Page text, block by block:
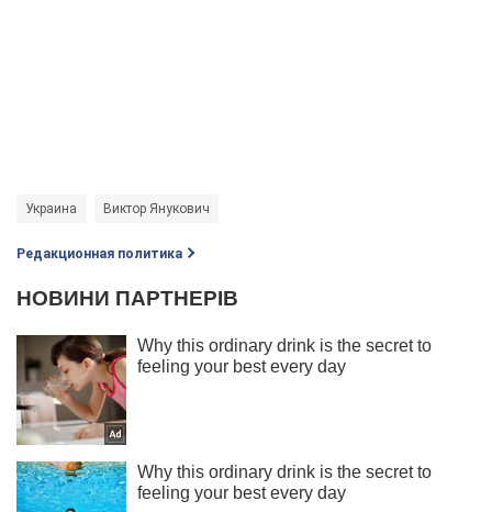
Украина Виктор Янукович
Редакционная политика